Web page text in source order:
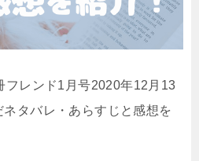
フレンド1月号2020年12月13
タバレ・あらすじと感想を